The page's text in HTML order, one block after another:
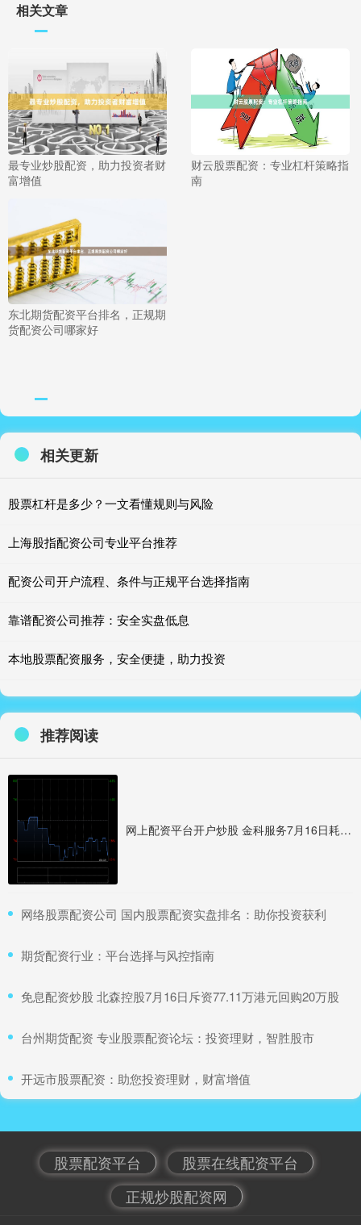
相关文章
最专业炒股配资，助力投资者财
富增值
财云股票配资：专业杠杆策略指
南
东北期货配资平台排名，正规期
货配资公司哪家好
相关更新
股票杠杆是多少？一文看懂规则与风险
上海股指配资公司专业平台推荐
配资公司开户流程、条件与正规平台选择指南
靠谱配资公司推荐：安全实盘低息
本地股票配资服务，安全便捷，助力投资
推荐阅读
网上配资平台开户炒股 金科服务7月16日耗资约1135.4万港元回购181万股
​网络股票配资公司 国内股票配资实盘排名：助你投资获利
​期货配资行业：平台选择与风控指南
​免息配资炒股 北森控股7月16日斥资77.11万港元回购20万股
​台州期货配资 专业股票配资论坛：投资理财，智胜股市
​开远市股票配资：助您投资理财，财富增值
股票配资平台
股票在线配资平台
正规炒股配资网